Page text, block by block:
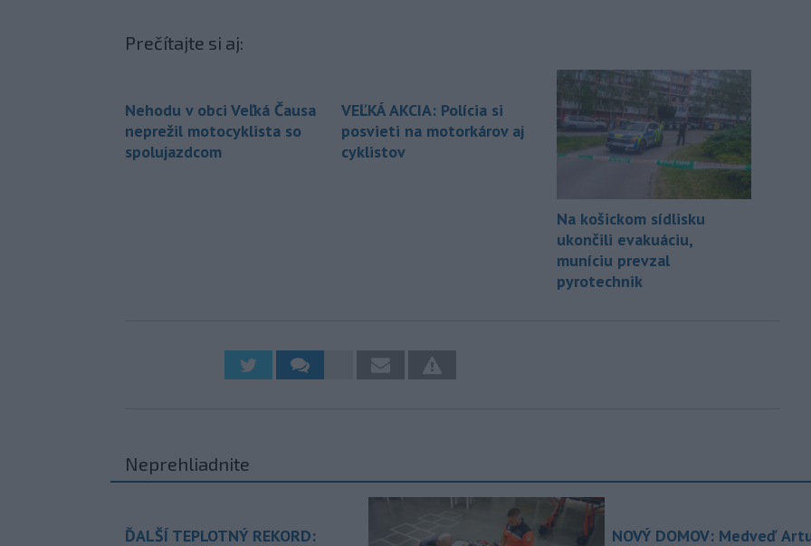
Prečítajte si aj:
Nehodu v obci Veľká Čausa
neprežil motocyklista so
spolujazdcom
VEĽKÁ AKCIA: Polícia si
posvieti na motorkárov aj
cyklistov
Na košickom sídlisku
ukončili evakuáciu,
muníciu prevzal
pyrotechnik
Neprehliadnite
ĎALŠÍ TEPLOTNÝ REKORD:
NOVÝ DOMOV: Medveď